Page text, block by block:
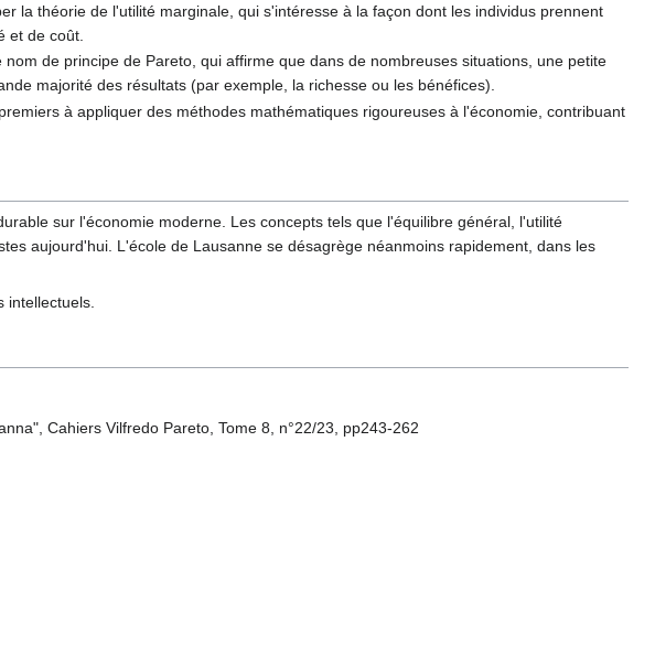
la théorie de l'utilité marginale, qui s'intéresse à la façon dont les individus prennent
et de coût.
de principe de Pareto, qui affirme que dans de nombreuses situations, une petite
majorité des résultats (par exemple, la richesse ou les bénéfices).
à appliquer des méthodes mathématiques rigoureuses à l'économie, contribuant
sur l'économie moderne. Les concepts tels que l'équilibre général, l'utilité
aujourd'hui. L'école de Lausanne se désagrège néanmoins rapidement, dans les
intellectuels.
Cahiers Vilfredo Pareto, Tome 8, n°22/23, pp243-262